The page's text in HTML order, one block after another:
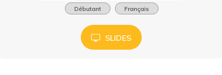
Débutant
Français
SLIDES